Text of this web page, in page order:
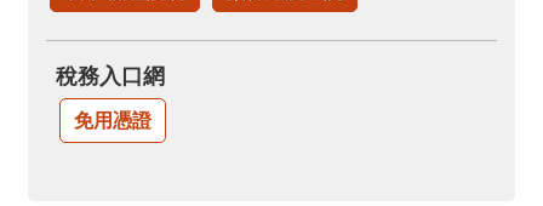
稅務入口網
免用憑證